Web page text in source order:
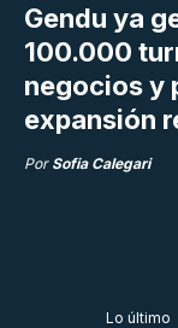
Gendu ya
100.000
negocios y
expansión
Por Sofia Calegari
Lo último